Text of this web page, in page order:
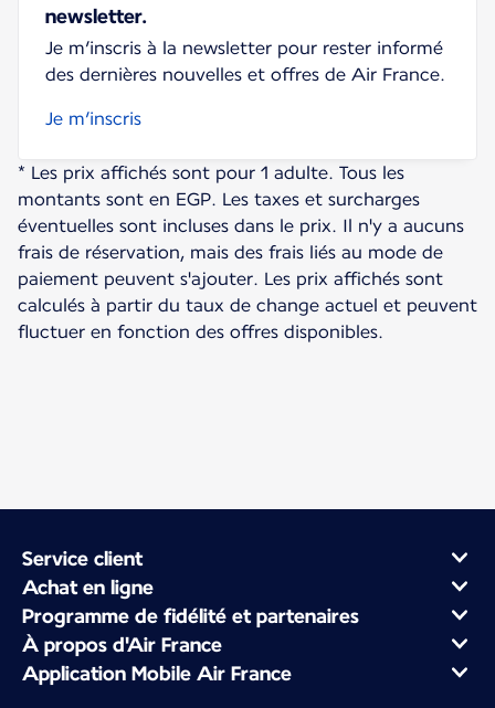
newsletter.
Je m’inscris à la newsletter pour rester informé
des dernières nouvelles et offres de Air France.
Je m’inscris
* Les prix affichés sont pour 1 adulte. Tous les
montants sont en EGP. Les taxes et surcharges
éventuelles sont incluses dans le prix. Il n'y a aucuns
frais de réservation, mais des frais liés au mode de
paiement peuvent s'ajouter. Les prix affichés sont
calculés à partir du taux de change actuel et peuvent
fluctuer en fonction des offres disponibles.
Service client
Achat en ligne
Programme de fidélité et partenaires
À propos d'Air France
Application Mobile Air France